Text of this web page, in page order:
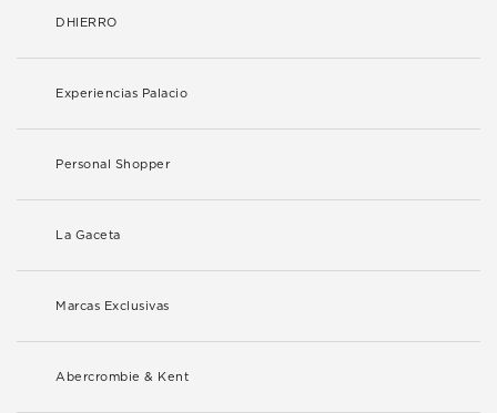
DHIERRO
Experiencias Palacio
Personal Shopper
La Gaceta
Marcas Exclusivas
Abercrombie & Kent